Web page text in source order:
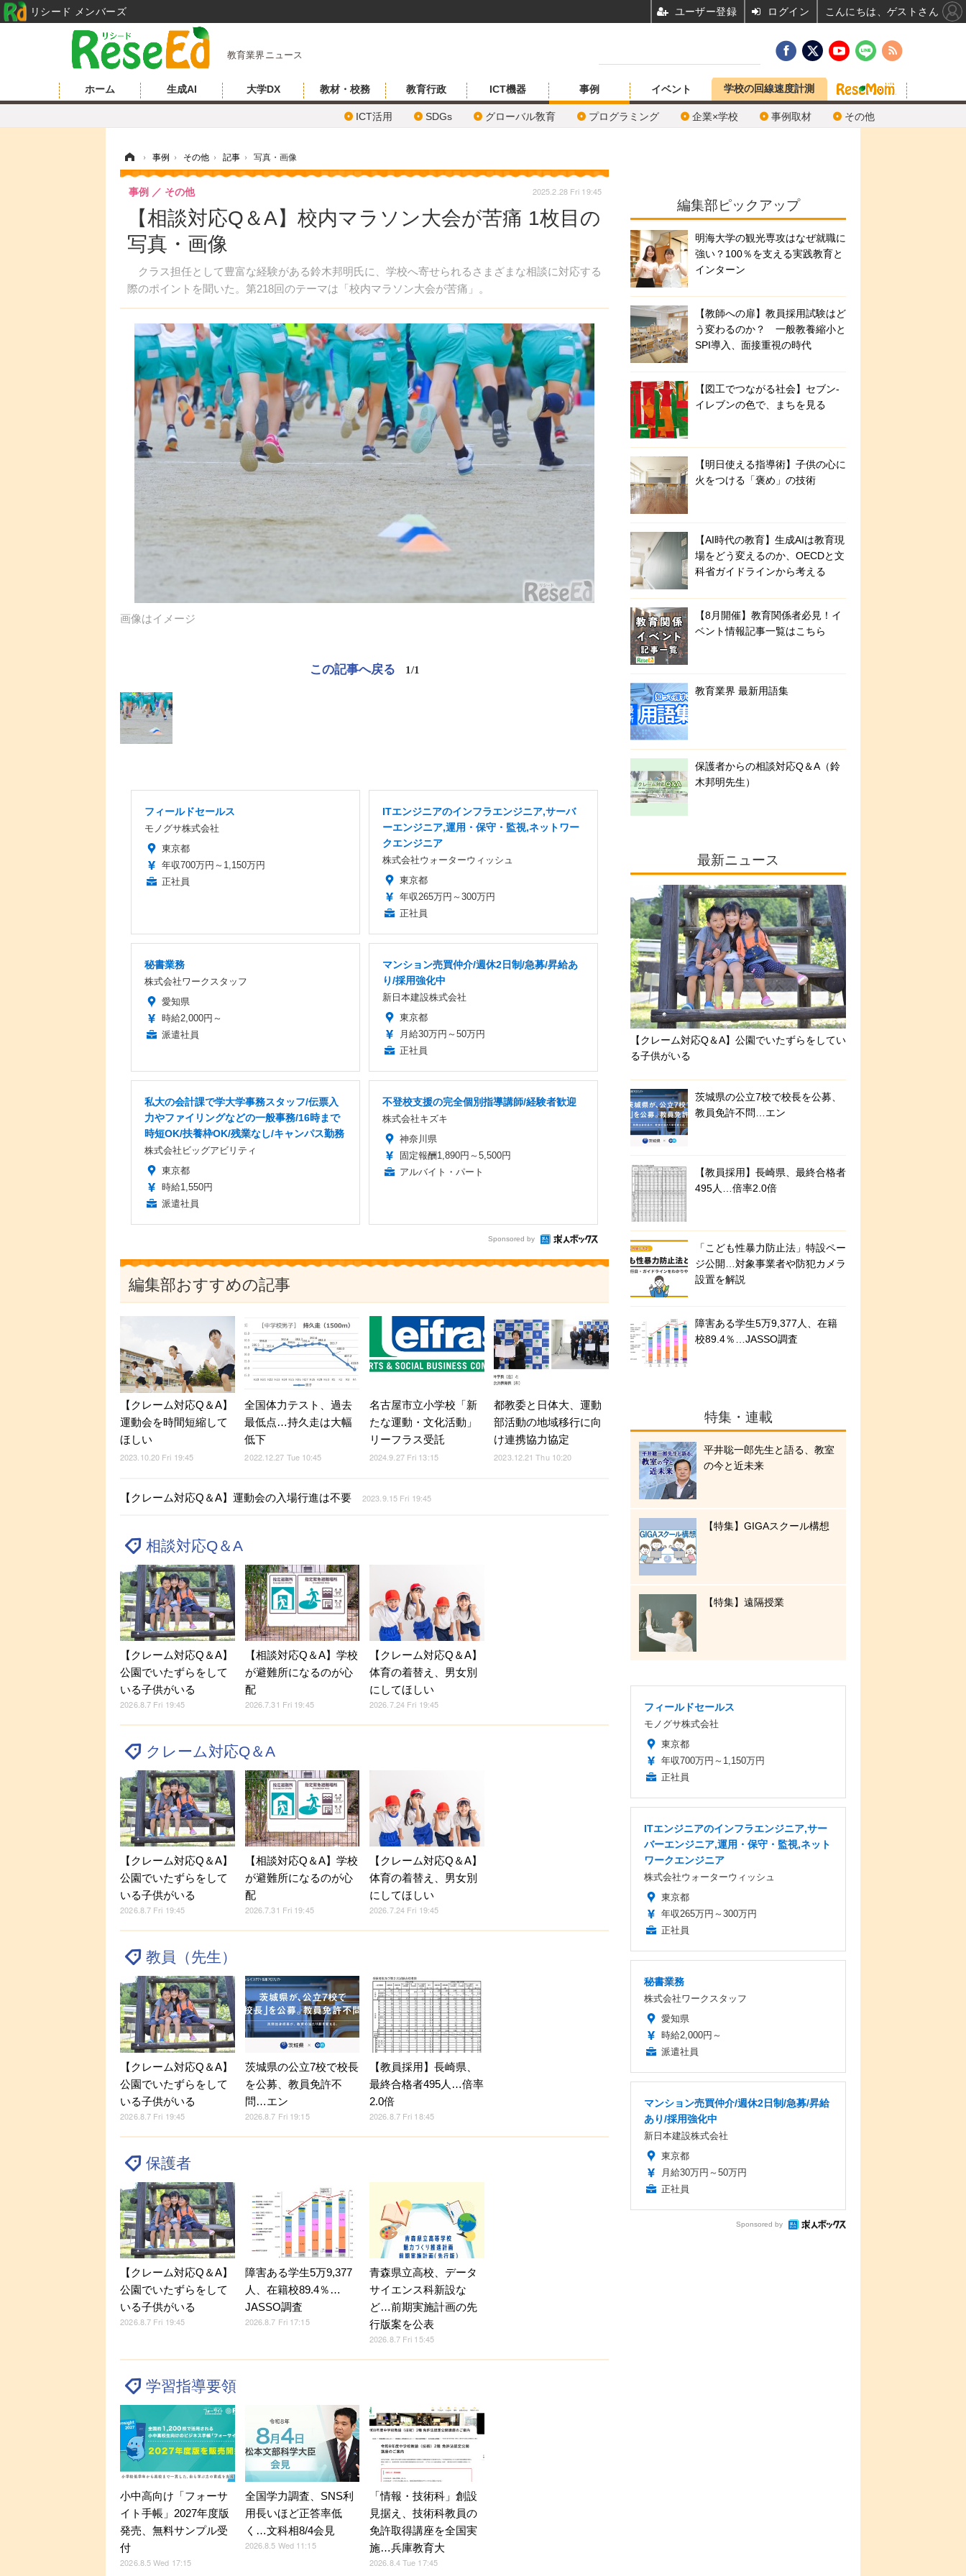
教育業界ニュース
ホーム 生成AI 大学DX 教材・校務 教育行政 ICT機器 事例
ICT活用 SDGs グローバル敎育 プログラミング 企業×学校 事例取材 その他
イベント 学校の回線速度計測
› 事例 › その他 › 記事 › 写真・画像
【相談対応Q＆A】校内マラソン大会が苦痛 1枚目の
写真・画像
クラス担任として豊富な経験がある鈴木邦明氏に、学校へ寄せられるさまざまな相談に対応する
際のポイントを聞いた。第218回のテーマは「校内マラソン大会が苦痛」。
事例 その他 2025.2.28 Fri 19:45
画像はイメージ
この記事へ戻る 1/1
フィールドセールス
モノグサ株式会社
東京都
年収700万円～1,150万円
正社員
ITエンジニアのインフラエンジニア,サーバ
ーエンジニア,運用・保守・監視,ネットワー
クエンジニア
株式会社ウォーターウィッシュ
東京都
年収265万円～300万円
正社員
秘書業務
株式会社ワークスタッフ
愛知県
時給2,000円～
派遣社員
マンション売買仲介/週休2日制/急募/昇給あ
り/採用強化中
新日本建設株式会社
東京都
月給30万円～50万円
正社員
私大の会計課で学大学事務スタッフ/伝票入
力やファイリングなどの一般事務/16時まで
時短OK/扶養枠OK/残業なし/キャンパス勤務
株式会社ビッグアビリティ
東京都
時給1,550円
派遣社員
不登校支援の完全個別指導講師/経験者歓迎
株式会社キズキ
神奈川県
固定報酬1,890円～5,500円
アルバイト・パート
Sponsored by
編集部おすすめの記事
【クレーム対応Q＆A】
運動会を時間短縮して
ほしい
2023.10.20 Fri 19:45
全国体力テスト、過去
最低点…持久走は大幅
低下
2022.12.27 Tue 10:45
名古屋市立小学校「新
たな運動・文化活動」
リーフラス受託
2024.9.27 Fri 13:15
都教委と日体大、運動
部活動の地域移行に向
け連携協力協定
2023.12.21 Thu 10:20
【クレーム対応Q＆A】運動会の入場行進は不要 2023.9.15 Fri 19:45
相談対応Q＆A
【クレーム対応Q＆A】
公園でいたずらをして
いる子供がいる
2026.8.7 Fri 19:45
【相談対応Q＆A】学校
が避難所になるのが心
配
2026.7.31 Fri 19:45
【クレーム対応Q＆A】
体育の着替え、男女別
にしてほしい
2026.7.24 Fri 19:45
クレーム対応Q＆A
【クレーム対応Q＆A】
公園でいたずらをして
いる子供がいる
2026.8.7 Fri 19:45
【相談対応Q＆A】学校
が避難所になるのが心
配
2026.7.31 Fri 19:45
【クレーム対応Q＆A】
体育の着替え、男女別
にしてほしい
2026.7.24 Fri 19:45
教員（先生）
【クレーム対応Q＆A】
公園でいたずらをして
いる子供がいる
2026.8.7 Fri 19:45
茨城県の公立7校で校長
を公募、教員免許不
問…エン
2026.8.7 Fri 19:15
【教員採用】長崎県、
最終合格者495人…倍率
2.0倍
2026.8.7 Fri 18:45
保護者
【クレーム対応Q＆A】
公園でいたずらをして
いる子供がいる
2026.8.7 Fri 19:45
障害ある学生5万9,377
人、在籍校89.4％…
JASSO調査
2026.8.7 Fri 17:15
青森県立高校、データ
サイエンス科新設な
ど…前期実施計画の先
行版案を公表
2026.8.7 Fri 15:45
学習指導要領
小中高向け「フォーサ
イト手帳」2027年度版
発売、無料サンプル受
付
2026.8.5 Wed 17:15
全国学力調査、SNS利
用長いほど正答率低
く…文科相8/4会見
2026.8.5 Wed 11:15
「情報・技術科」創設
見据え、技術科教員の
免許取得講座を全国実
施…兵庫教育大
2026.8.4 Tue 17:45
編集部ピックアップ
明海大学の観光専攻はなぜ就職に
強い？100％を支える実践教育と
インターン
【教師への扉】教員採用試験はど
う変わるのか？ 一般教養縮小と
SPI導入、面接重視の時代
【図工でつながる社会】セブン‐
イレブンの色で、まちを見る
【明日使える指導術】子供の心に
火をつける「褒め」の技術
【AI時代の教育】生成AIは教育現
場をどう変えるのか、OECDと文
科省ガイドラインから考える
【8月開催】教育関係者必見！イ
ベント情報記事一覧はこちら
教育業界 最新用語集
保護者からの相談対応Q＆A（鈴
木邦明先生）
最新ニュース
【クレーム対応Q＆A】公園でいたずらをしてい
る子供がいる
茨城県の公立7校で校長を公募、
教員免許不問…エン
【教員採用】長崎県、最終合格者
495人…倍率2.0倍
「こども性暴力防止法」特設ペー
ジ公開…対象事業者や防犯カメラ
設置を解説
障害ある学生5万9,377人、在籍
校89.4％…JASSO調査
特集・連載
平井聡一郎先生と語る、教室
の今と近未来
【特集】GIGAスクール構想
【特集】遠隔授業
フィールドセールス
モノグサ株式会社
東京都
年収700万円～1,150万円
正社員
ITエンジニアのインフラエンジニア,サー
バーエンジニア,運用・保守・監視,ネット
ワークエンジニア
株式会社ウォーターウィッシュ
東京都
年収265万円～300万円
正社員
秘書業務
株式会社ワークスタッフ
愛知県
時給2,000円～
派遣社員
マンション売買仲介/週休2日制/急募/昇給
あり/採用強化中
新日本建設株式会社
東京都
月給30万円～50万円
正社員
Sponsored by
リシード メンバーズ ユーザー登録 ログイン こんにちは、ゲストさん